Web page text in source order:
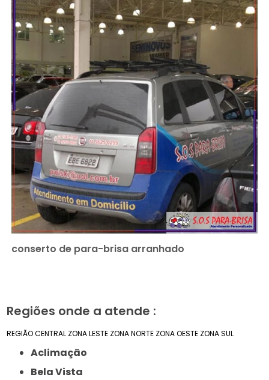
conserto de para-brisa arranhado
Regiões onde a atende :
REGIÃO CENTRAL ZONA LESTE ZONA NORTE ZONA OESTE ZONA SUL
Aclimação
Bela Vista